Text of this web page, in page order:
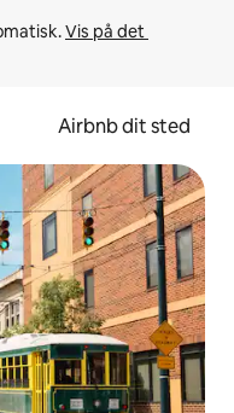
Vis på det
Airbnb dit sted